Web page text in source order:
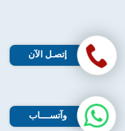
إتصـل الآن
وآتســــاب